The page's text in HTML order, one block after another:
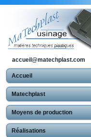
accueil@matechplast.com
Accueil
Matechplast
Moyens de production
Réalisations